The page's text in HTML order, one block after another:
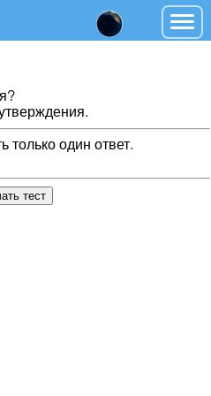
только один ответ.